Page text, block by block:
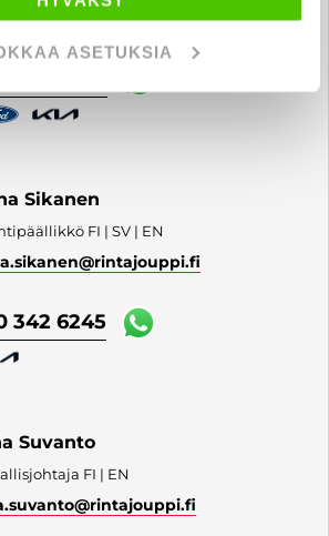
ASETUKSIA
@rintajouppi.fi
Sikanen
FI | SV | EN
@rintajouppi.fi
342 6245
Suvanto
FI | EN
@rintajouppi.fi